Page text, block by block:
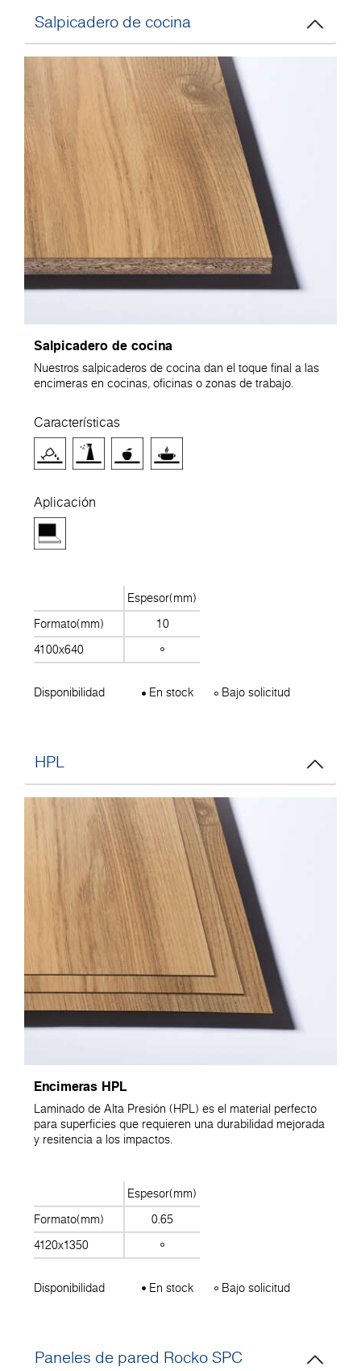
Salpicadero de cocina
Salpicadero de cocina
Nuestros salpicaderos de cocina dan el toque final a las
encimeras en cocinas, oficinas o zonas de trabajo.
Características
Aplicación
Espesor(mm)
Formato(mm)
10
4100x640
Disponibilidad En stock Bajo solicitud
HPL
Encimeras HPL
Laminado de Alta Presión (HPL) es el material perfecto
para superficies que requieren una durabilidad mejorada
y resitencia a los impactos.
Espesor(mm)
Formato(mm)
0.65
4120x1350
Disponibilidad En stock Bajo solicitud
Paneles de pared Rocko SPC